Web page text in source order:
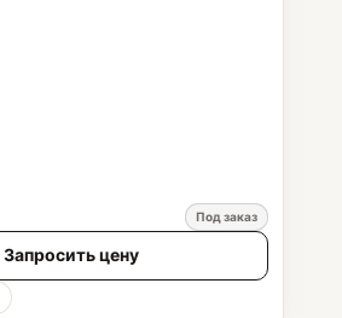
Под заказ
Запросить цену